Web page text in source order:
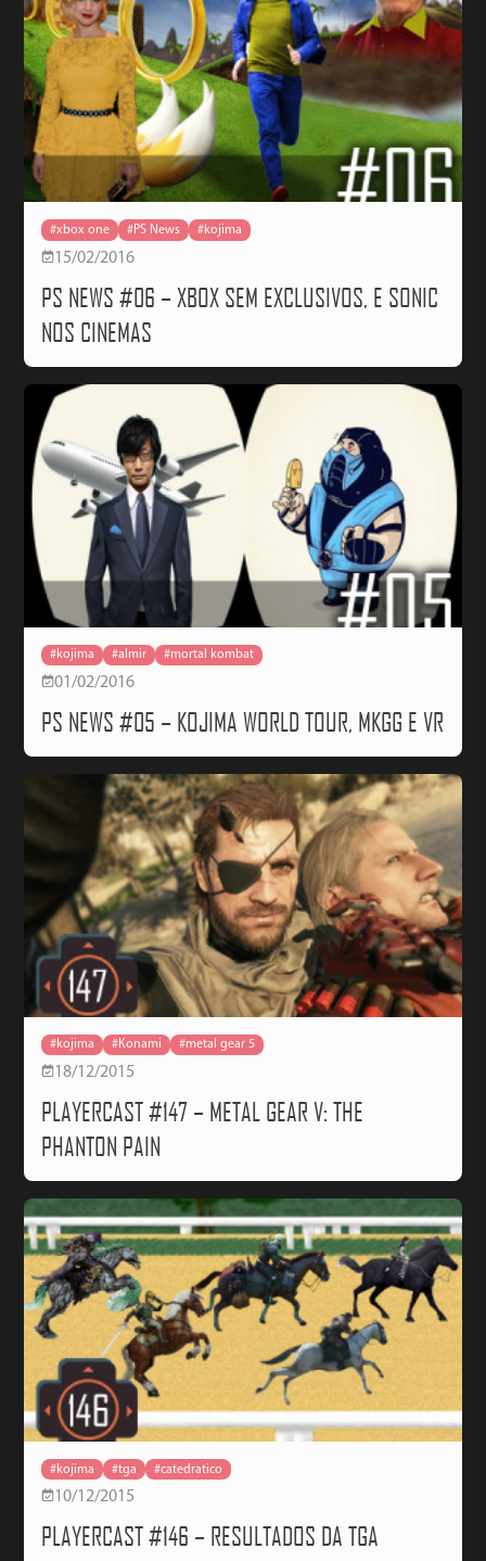
#xbox one #PS News #kojima
15/02/2016
PS NEWS #06 – XBOX SEM EXCLUSIVOS, E SONIC
NOS CINEMAS
#kojima #almir #mortal kombat
01/02/2016
PS NEWS #05 – KOJIMA WORLD TOUR, MKGG E VR
#kojima #Konami #metal gear 5
18/12/2015
PLAYERCAST #147 – METAL GEAR V: THE
PHANTON PAIN
#kojima #tga #catedratico
10/12/2015
PLAYERCAST #146 – RESULTADOS DA TGA